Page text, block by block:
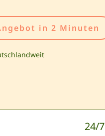
in 2 Minuten
24/7